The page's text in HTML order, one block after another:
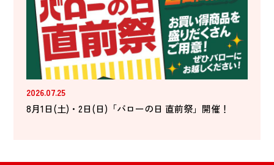
2026.07.25
8月1日(土)・2日(日)「バローの日 直前祭」開催！